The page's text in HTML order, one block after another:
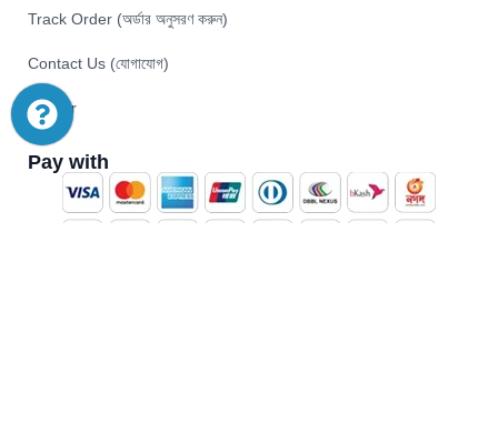
Track Order (অর্ডার অনুসরণ করুন)
Contact Us (যোগাযোগ)
Career
Pay with